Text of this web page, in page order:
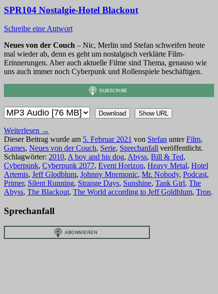
SPR104 Nostalgie-Hotel Blackout
Schreibe eine Antwort
Neues von der Couch – Nic, Merlin und Stefan schweifen heute
mal wieder ab, denn es geht um nostalgisch verklärte Film-
Erinnerungen. Aber auch aktuelle Filme sind Thema, genauso wie
uns auch immer noch Cyberpunk und Rollenspiele beschäftigen.
Download Show URL
Weiterlesen →
Dieser Beitrag wurde am 5. Februar 2021 von Stefan unterFilm,
Games, Neues von der Couch, Serie, Sprechanfall veröffentlicht.
Schlagwörter: 2010, A boy and his dog, Abyss, Bill & Ted,
Cyberpunk, Cyberpunk 2077, Event Horizon, Heavy Metal, Hotel
Artemis, Jeff Glodblum, Johnny Mnemonic, Mr. Nobody, Podcast,
Primer, Silent Running, Strange Days, Sunshine, Tank Girl, The
Abyss, The Blackout, The World according to Jeff Goldblum, Tron.
Sprechanfall